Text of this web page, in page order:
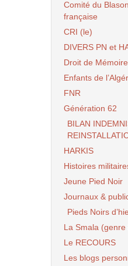
Comité du
française
CRI (le)
DIVERS PN et
Droit de Mémoire
Enfants de
FNR
Génération 62
BILAN
HARKIS
Histoires
Jeune Pied Noir
Journaux &
Pieds Noirs
La Smala (genre
Le RECOURS
Les blogs